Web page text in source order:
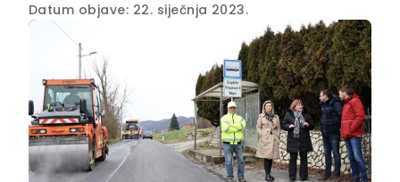
Datum objave: 22. siječnja 2023.